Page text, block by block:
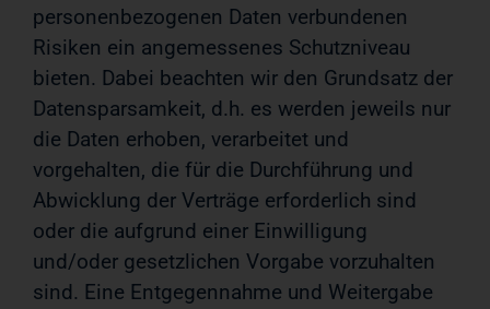
personenbezogenen Daten verbundenen
Risiken ein angemessenes Schutzniveau
bieten. Dabei beachten wir den Grundsatz der
Datensparsamkeit, d.h. es werden jeweils nur
die Daten erhoben, verarbeitet und
vorgehalten, die für die Durchführung und
Abwicklung der Verträge erforderlich sind
oder die aufgrund einer Einwilligung
und/oder gesetzlichen Vorgabe vorzuhalten
sind. Eine Entgegennahme und Weitergabe